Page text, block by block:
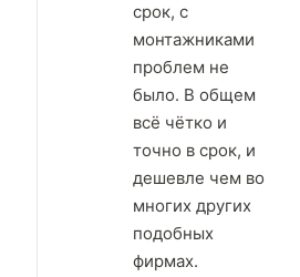
срок, с
монтажниками
проблем не
было. В общем
всё чëтко и
точно в срок, и
дешевле чем во
многих других
подобных
фирмах.